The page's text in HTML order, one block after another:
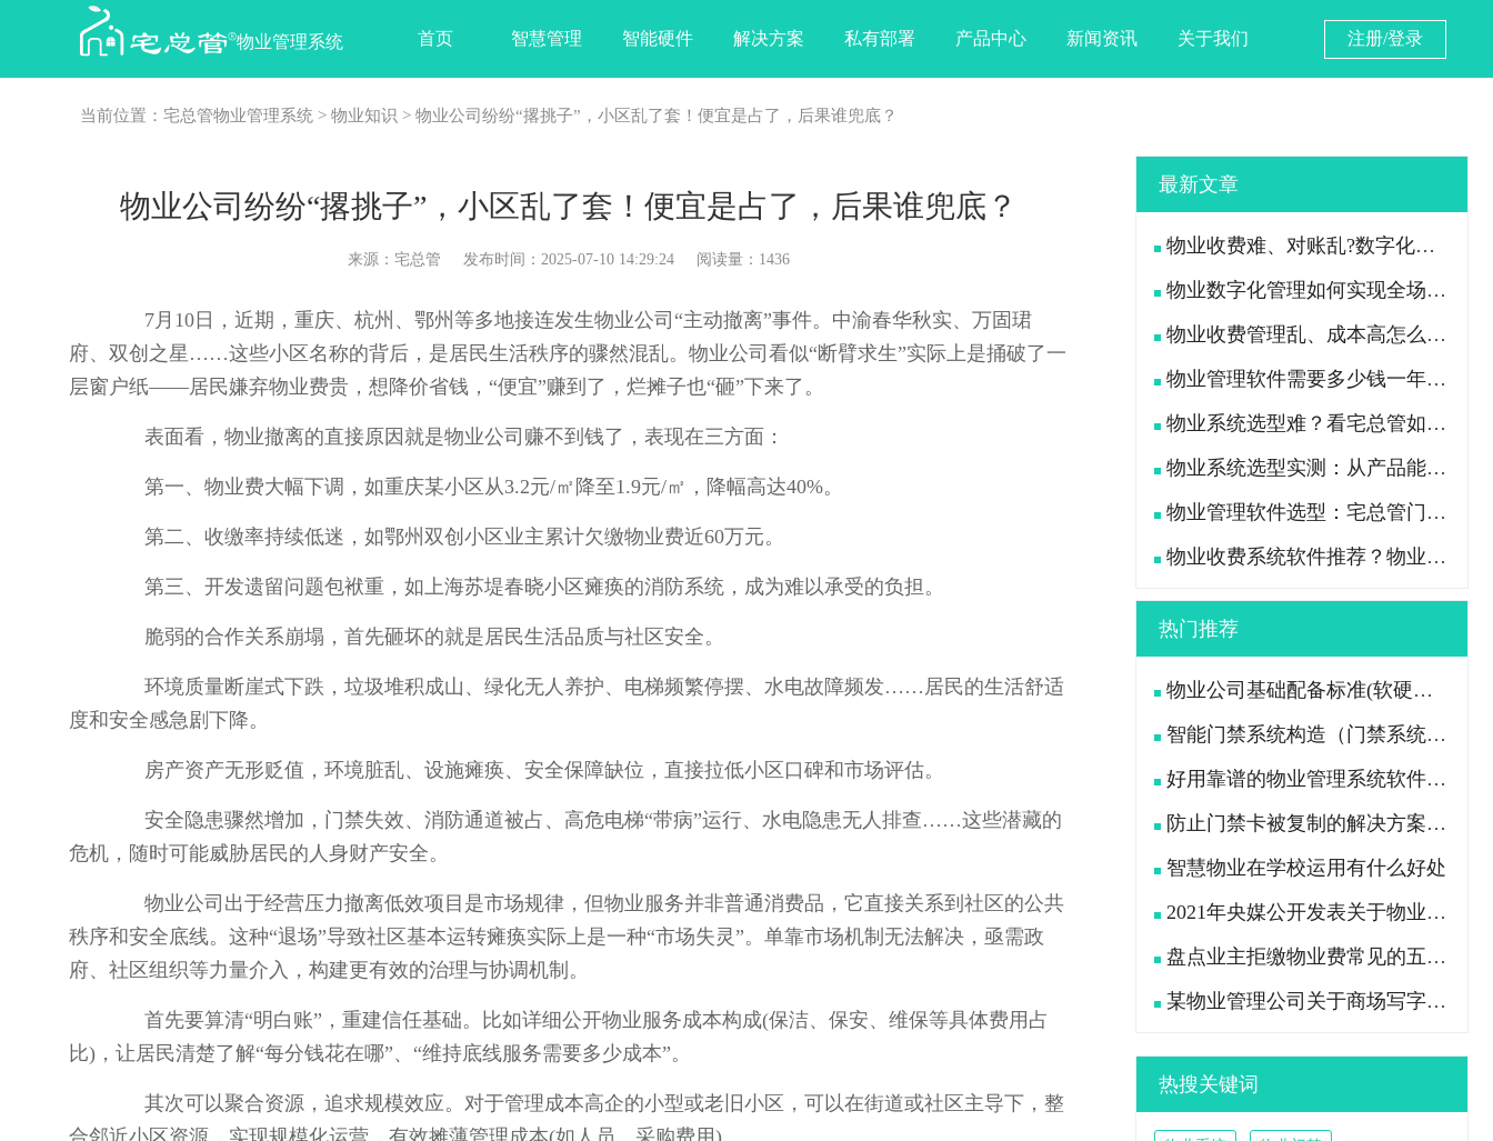
物业管理系统 首页 智慧管理 智能硬件 解决方案 私有部署 产品中心 新闻资讯 关于我们 注册/登录
当前位置： 宅总管物业管理系统 > 物业知识 > 物业公司纷纷“撂挑子”，小区乱了套！便宜是占了，后果谁兜底？
物业公司纷纷“撂挑子”，小区乱了套！便宜是占了，后果谁兜底？
来源：宅总管 发布时间：2025-07-10 14:29:24 阅读量：1436
7月10日，近期，重庆、杭州、鄂州等多地接连发生物业公司“主动撤离”事件。中渝春华秋实、万固珺
府、双创之星……这些小区名称的背后，是居民生活秩序的骤然混乱。物业公司看似“断臂求生”实际上是捅破了一
层窗户纸——居民嫌弃物业费贵，想降价省钱，“便宜”赚到了，烂摊子也“砸”下来了。
表面看，物业撤离的直接原因就是物业公司赚不到钱了，表现在三方面：
第一、物业费大幅下调，如重庆某小区从3.2元/㎡降至1.9元/㎡，降幅高达40%。
第二、收缴率持续低迷，如鄂州双创小区业主累计欠缴物业费近60万元。
第三、开发遗留问题包袱重，如上海苏堤春晓小区瘫痪的消防系统，成为难以承受的负担。
脆弱的合作关系崩塌，首先砸坏的就是居民生活品质与社区安全。
环境质量断崖式下跌，垃圾堆积成山、绿化无人养护、电梯频繁停摆、水电故障频发……居民的生活舒适
度和安全感急剧下降。
房产资产无形贬值，环境脏乱、设施瘫痪、安全保障缺位，直接拉低小区口碑和市场评估。
安全隐患骤然增加，门禁失效、消防通道被占、高危电梯“带病”运行、水电隐患无人排查……这些潜藏的
危机，随时可能威胁居民的人身财产安全。
物业公司出于经营压力撤离低效项目是市场规律，但物业服务并非普通消费品，它直接关系到社区的公共
秩序和安全底线。这种“退场”导致社区基本运转瘫痪实际上是一种“市场失灵”。单靠市场机制无法解决，亟需政
府、社区组织等力量介入，构建更有效的治理与协调机制。
首先要算清“明白账”，重建信任基础。比如详细公开物业服务成本构成(保洁、保安、维保等具体费用占
比)，让居民清楚了解“每分钱花在哪”、“维持底线服务需要多少成本”。
其次可以聚合资源，追求规模效应。对于管理成本高企的小型或老旧小区，可以在街道或社区主导下，整
合邻近小区资源，实现规模化运营，有效摊薄管理成本(如人员、采购费用)。
最新文章
物业收费难、对账乱?数字化手段如何落地解决
物业数字化管理如何实现全场景高效管控？
物业收费管理乱、成本高怎么办？
物业管理软件需要多少钱一年？物业公司怎么选才不花冤枉钱？
物业系统选型难？看宅总管如何破解收费难管理乱
物业系统选型实测：从产品能力、落地、售后、收费模式四大核心盘点
物业管理软件选型：宅总管门禁停车一体化管理真能打通吗？
物业收费系统软件推荐？物业老总高频咨询的8个问题一次说透
热门推荐
物业公司基础配备标准(软硬件设施配备及各岗位员工配置)
智能门禁系统构造（门禁系统由哪些设备组成）
好用靠谱的物业管理系统软件推荐
防止门禁卡被复制的解决方案升级宅总管智能门禁系统
智慧物业在学校运用有什么好处
2021年央媒公开发表关于物业新规的问题
盘点业主拒缴物业费常见的五大原因
某物业管理公司关于商场写字楼大堂卫生工作流程标准
热搜关键词